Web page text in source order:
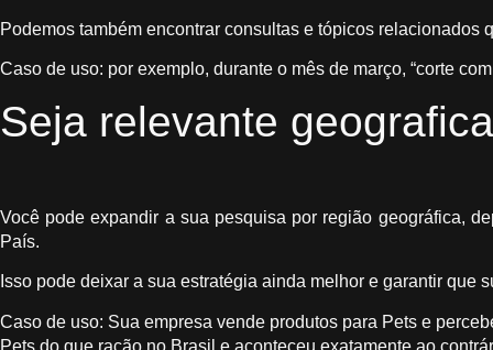
Podemos também encontrar consultas e tópicos
Caso de uso: por exemplo, durante o mês de março, “corte
Seja relevante
Você pode expandir a sua pesquisa por região geográfica,
País.
Isso pode deixar a sua estratégia ainda melhor e garantir que
Caso de uso: Sua empresa vende produtos para Pets e
Pets do que ração no Brasil e aconteceu exatamente ao